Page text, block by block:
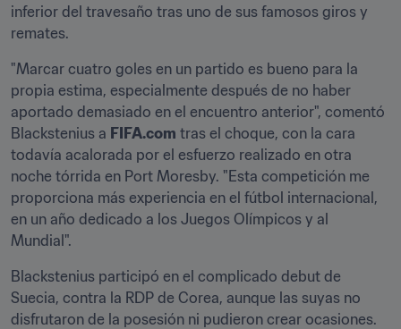
inferior del travesaño tras uno de sus famosos giros y
remates.
"Marcar cuatro goles en un partido es bueno para la
propia estima, especialmente después de no haber
aportado demasiado en el encuentro anterior", comentó
Blackstenius a FIFA.com tras el choque, con la cara
todavía acalorada por el esfuerzo realizado en otra
noche tórrida en Port Moresby. "Esta competición me
proporciona más experiencia en el fútbol internacional,
en un año dedicado a los Juegos Olímpicos y al
Mundial".
Blackstenius participó en el complicado debut de
Suecia, contra la RDP de Corea, aunque las suyas no
disfrutaron de la posesión ni pudieron crear ocasiones.